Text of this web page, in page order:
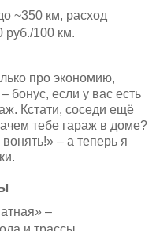
~350 км, расход
руб./100 км.
про экономию,
бонус, если у вас есть
Кстати, соседи ещё
тебе гараж в доме?
– а теперь я
–